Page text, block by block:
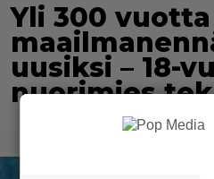
Yli 300
uusiksi – 18-
nuorimies